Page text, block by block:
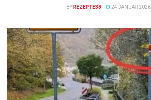
BY REZEPTE38 24 JANUAR 2026